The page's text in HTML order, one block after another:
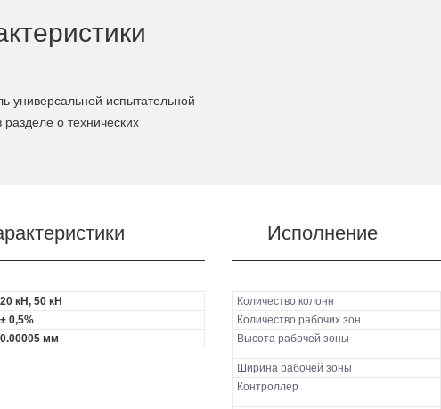
универсальной испытательной
о технических
20 кН, 50 кН
± 0,5%
0.00005 мм
Исполнение
Количество колонн
Количество рабочих зон
Высота рабочей зоны
Ширина рабочей зоны
Контроллер